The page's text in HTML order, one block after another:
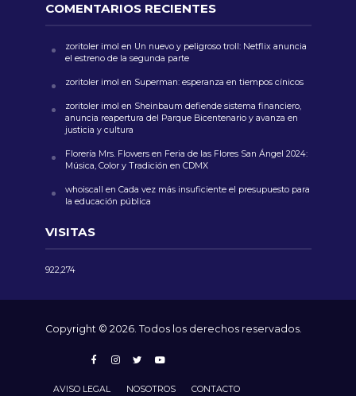
COMENTARIOS RECIENTES
zoritoler imol en Un nuevo y peligroso troll: Netflix anuncia
el estreno de la segunda parte
zoritoler imol en Superman: esperanza en tiempos cínicos
zoritoler imol en Sheinbaum defiende sistema financiero,
anuncia reapertura del Parque Bicentenario y avanza en
justicia y cultura
Florería Mrs. Flowersen Feria de las Flores San Ángel 2024:
Música, Color y Tradición en CDMX
whoiscall en Cada vez más insuficiente el presupuesto para
la educación pública
VISITAS
922,274
Copyright © 2026. Todos los derechos reservados.
AVISO LEGAL NOSOTROS CONTACTO